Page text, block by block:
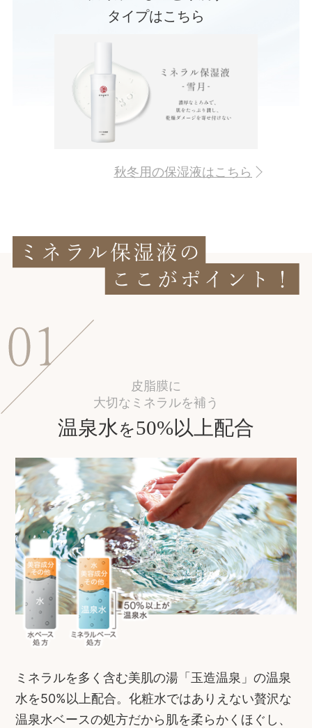
タイプはこちら
秋冬用の保湿液はこちら
皮脂膜に
大切なミネラルを補う
温泉水を50%以上配合
ミネラルを多く含む美肌の湯「玉造温泉」の温泉
水を50%以上配合。化粧水ではありえない贅沢な
温泉水ベースの処方だから肌を柔らかくほぐし、